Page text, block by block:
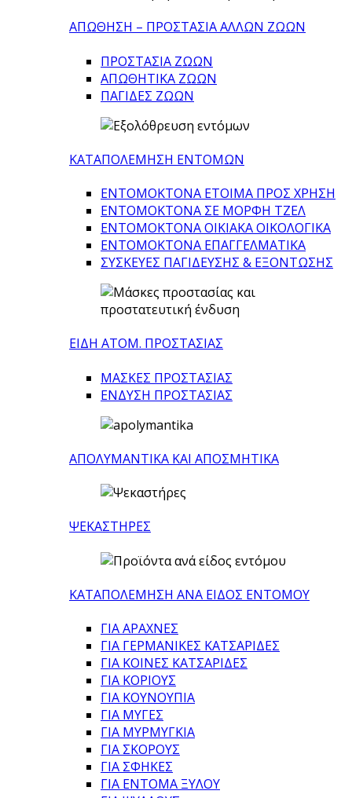
ΑΠΩΘΗΣΗ – ΠΡΟΣΤΑΣΙΑ ΑΛΛΩΝ ΖΩΩΝ
ΠΡΟΣΤΑΣΙΑ ΖΩΩΝ
ΑΠΩΘΗΤΙΚΑ ΖΩΩΝ
ΠΑΓΙΔΕΣ ΖΩΩΝ
ΚΑΤΑΠΟΛΕΜΗΣΗ ΕΝΤΟΜΩΝ
ΕΝΤΟΜΟΚΤΟΝΑ ΕΤΟΙΜΑ ΠΡΟΣ ΧΡΗΣΗ
ΕΝΤΟΜΟΚΤΟΝΑ ΣΕ ΜΟΡΦΗ ΤΖΕΛ
ΕΝΤΟΜΟΚΤΟΝΑ ΟΙΚΙΑΚΑ ΟΙΚΟΛΟΓΙΚΑ
ΕΝΤΟΜΟΚΤΟΝΑ ΕΠΑΓΓΕΛΜΑΤΙΚΑ
ΣΥΣΚΕΥΕΣ ΠΑΓΙΔΕΥΣΗΣ & ΕΞΟΝΤΩΣΗΣ
ΕΙΔΗ ΑΤΟΜ. ΠΡΟΣΤΑΣΙΑΣ
ΜΑΣΚΕΣ ΠΡΟΣΤΑΣΙΑΣ
ΕΝΔΥΣΗ ΠΡΟΣΤΑΣΙΑΣ
ΑΠΟΛΥΜΑΝΤΙΚΑ ΚΑΙ ΑΠΟΣΜΗΤΙΚΑ
ΨΕΚΑΣΤΗΡΕΣ
ΚΑΤΑΠΟΛΕΜΗΣΗ ΑΝΑ ΕΙΔΟΣ ΕΝΤΟΜΟΥ
ΓΙΑ ΑΡΑΧΝΕΣ
ΓΙΑ ΓΕΡΜΑΝΙΚΕΣ ΚΑΤΣΑΡΙΔΕΣ
ΓΙΑ ΚΟΙΝΕΣ ΚΑΤΣΑΡΙΔΕΣ
ΓΙΑ ΚΟΡΙΟΥΣ
ΓΙΑ ΚΟΥΝΟΥΠΙΑ
ΓΙΑ ΜΥΓΕΣ
ΓΙΑ ΜΥΡΜΥΓΚΙΑ
ΓΙΑ ΣΚΟΡΟΥΣ
ΓΙΑ ΣΦΗΚΕΣ
ΓΙΑ ΕΝΤΟΜΑ ΞΥΛΟΥ